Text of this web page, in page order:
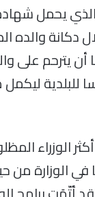
الذي يحمل
والده
يترحم على
للبلدية
الوزراء
الوزارة من